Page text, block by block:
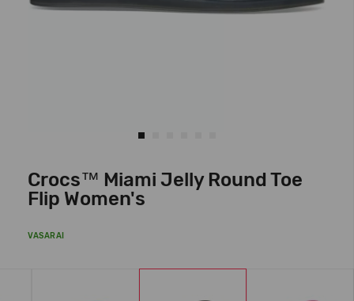
Crocs™ Miami Jelly Round Toe
Flip Women's
VASARAI